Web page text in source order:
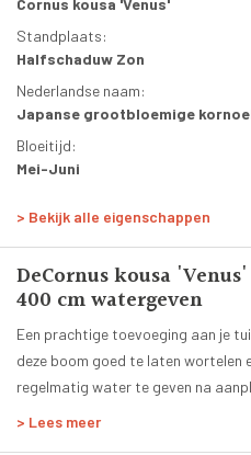
verbeteren. De Cornus kousa
Cornus kousa 'Venus'
Standplaats:
Halfschaduw Zon
Nederlandse naam:
Japanse grootbloemige
Bloeitijd:
Mei-Juni
Meerstammig
300 - 350 cm
Leeftijd:
12 jaar
Bloesemkleur:
Wit
Herfstkleur:
> Bekijk alle eigenschappen
DeCornus kousa
400 cm watergeven
Een prachtige toevoeging aan je
deze boom goed te laten wortelen
regelmatig water te geven na
volwassen is, is het alleen nodig
> Lees meer